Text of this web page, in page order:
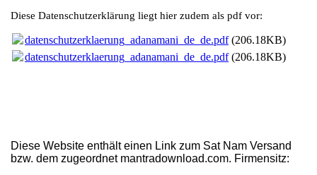
Diese Datenschutzerklärung liegt hier zudem als pdf vor:
datenschutzerklaerung_adanamani_de_de.pdf(206.18KB)
datenschutzerklaerung_adanamani_de_de.pdf(206.18KB)
Diese Website enthält einen Link zum Sat Nam Versand
bzw. dem zugeordnet mantradownload.com. Firmensitz: